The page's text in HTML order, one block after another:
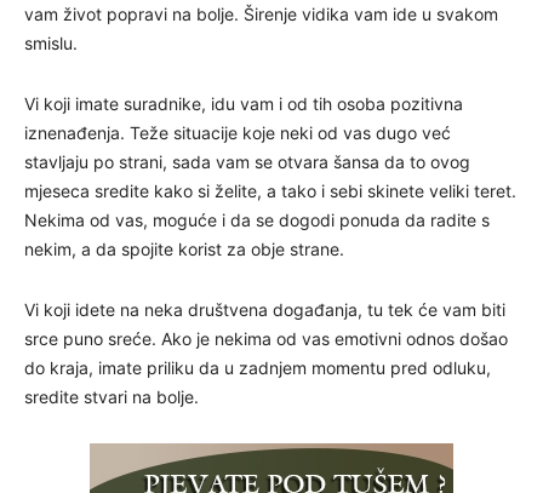
vam život popravi na bolje. Širenje vidika vam ide u svakom
smislu.
Vi koji imate suradnike, idu vam i od tih osoba pozitivna
iznenađenja. Teže situacije koje neki od vas dugo već
stavljaju po strani, sada vam se otvara šansa da to ovog
mjeseca sredite kako si želite, a tako i sebi skinete veliki teret.
Nekima od vas, moguće i da se dogodi ponuda da radite s
nekim, a da spojite korist za obje strane.
Vi koji idete na neka društvena događanja, tu tek će vam biti
srce puno sreće. Ako je nekima od vas emotivni odnos došao
do kraja, imate priliku da u zadnjem momentu pred odluku,
sredite stvari na bolje.